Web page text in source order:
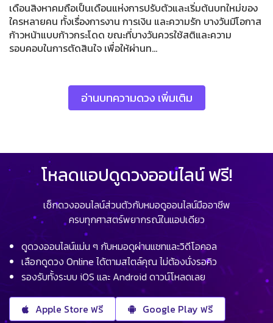
เดือนสิงหาคมถือเป็นเดือนแห่งการปรับตัวและเริ่มต้นบทใหม่ของ
ใครหลายคน ทั้งเรื่องการงาน การเงิน และความรัก บางวันมีโอกาส
ก้าวหน้าแบบก้าวกระโดด ขณะที่บางวันควรใช้สติและความ
รอบคอบในการตัดสินใจ เพื่อให้ผ่านท...
อ่านบทความดวง เพิ่มเติม
โหลดแอปดูดวงออนไลน์ ฟรี!
เช็กดวงออนไลน์ส่วนตัวกับหมอดูออนไลน์มืออาชีพ
ครบทุกศาสตร์พยากรณ์ในแอปเดียว
ดูดวงออนไลน์แม่น ๆ กับหมอดูผ่านแชทและวิดีโอคอล
เลือกดูดวง Online ได้ตามสไตล์คุณ ไม่ต้องนั่งรอคิว
รองรับทั้งระบบ iOS และ Android ดาวน์โหลดเลย
Apple Store ฟรี Google Play ฟรี